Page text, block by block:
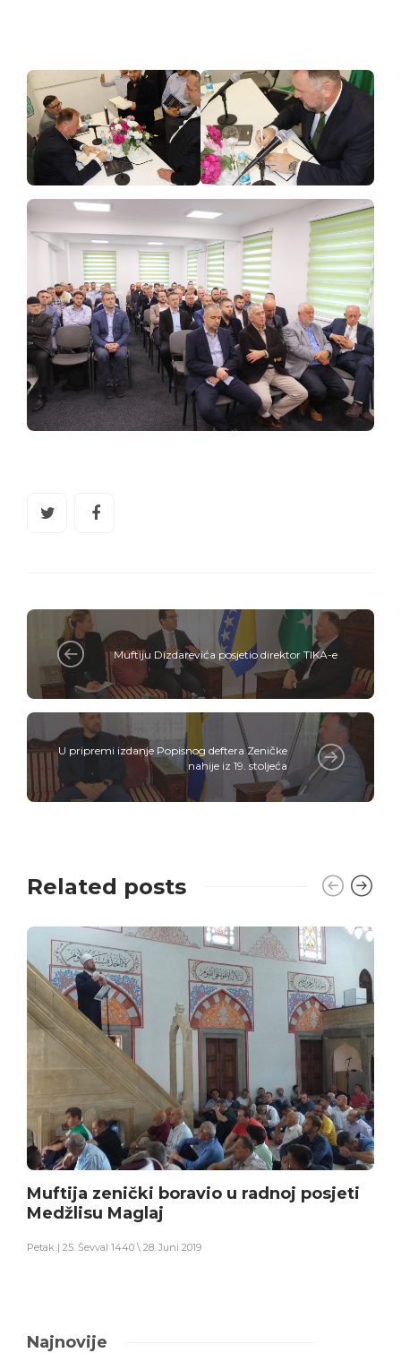
Muftiju Dizdarevića posjetio direktor TIKA-e
U pripremi izdanje Popisnog deftera Zeničke
nahije iz 19. stoljeća
Related posts
Muftija zenički boravio u radnoj posjeti
Medžlisu Maglaj
Petak | 25. Ševval 1440 \ 28. Juni 2019
Najnovije